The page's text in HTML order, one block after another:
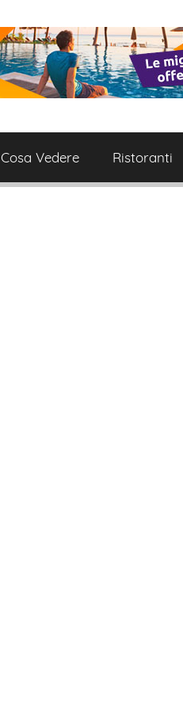
Cosa Vedere Ristoranti